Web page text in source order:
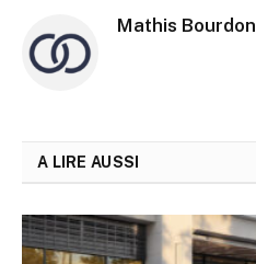
Mathis Bourdon
A LIRE AUSSI